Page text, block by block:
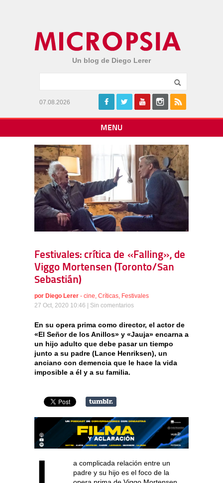
Un blog de Diego Lerer
07.08.2026
MENU
Festivales: crítica de «Falling», de
Viggo Mortensen (Toronto/San
Sebastián)
por Diego Lerer - cine, Críticas, Festivales
27 Oct, 2020 10:46 | Sin comentarios
En su opera prima como director, el actor de
«El Señor de los Anillos» y «Jauja» encarna a
un hijo adulto que debe pasar un tiempo
junto a su padre (Lance Henriksen), un
anciano con demencia que le hace la vida
imposible a él y a su familia.
a complicada relación entre un
padre y su hijo es el foco de la